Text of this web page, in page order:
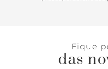
Fique
das